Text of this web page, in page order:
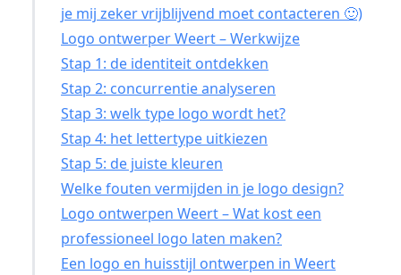
je mij zeker vrijblijvend moet contacteren 🙂)
Logo ontwerper Weert – Werkwijze
Stap 1: de identiteit ontdekken
Stap 2: concurrentie analyseren
Stap 3: welk type logo wordt het?
Stap 4: het lettertype uitkiezen
Stap 5: de juiste kleuren
Welke fouten vermijden in je logo design?
Logo ontwerpen Weert – Wat kost een
professioneel logo laten maken?
Een logo en huisstijl ontwerpen in Weert